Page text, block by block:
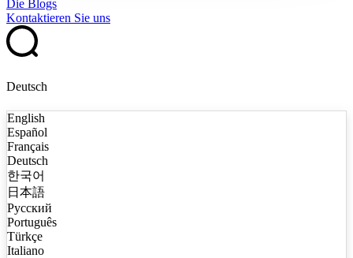
Die Blogs
Kontaktieren Sie uns
Deutsch
English
Español
Français
Deutsch
한국어
日本語
Русский
Português
Türkçe
Italiano